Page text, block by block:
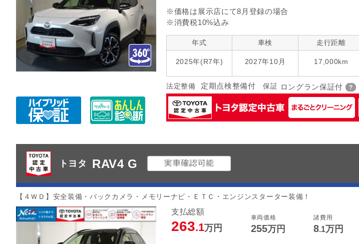
※価格は展示店にて8月登録の場合
※消費税10%込み
年式
2025年(R7年)
車検
2027年10月
走行距離
17,000km
法定整備 定期点検整備付 保証 ロングラン保証付
トヨタ RAV4 G
【４ＷＤ】安全装備・バックカメラ・メモリーナビ・ＥＴＣ・エンジンスターター装備！
支払総額
263.1万円
車両価格
255万円
諸費用
8.1万円